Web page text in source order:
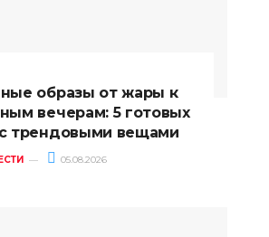
образы от жары к
вечерам: 5 готовых
трендовыми вещами
05.08.2026